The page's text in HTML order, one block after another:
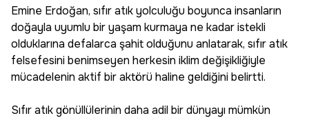
Emine Erdoğan, sıfır atık yolculuğu boyunca insanların
doğayla uyumlu bir yaşam kurmaya ne kadar istekli
olduklarına defalarca şahit olduğunu anlatarak, sıfır atık
felsefesini benimseyen herkesin iklim değişikliğiyle
mücadelenin aktif bir aktörü haline geldiğini belirtti.
Sıfır atık gönüllülerinin daha adil bir dünyayı mümkün